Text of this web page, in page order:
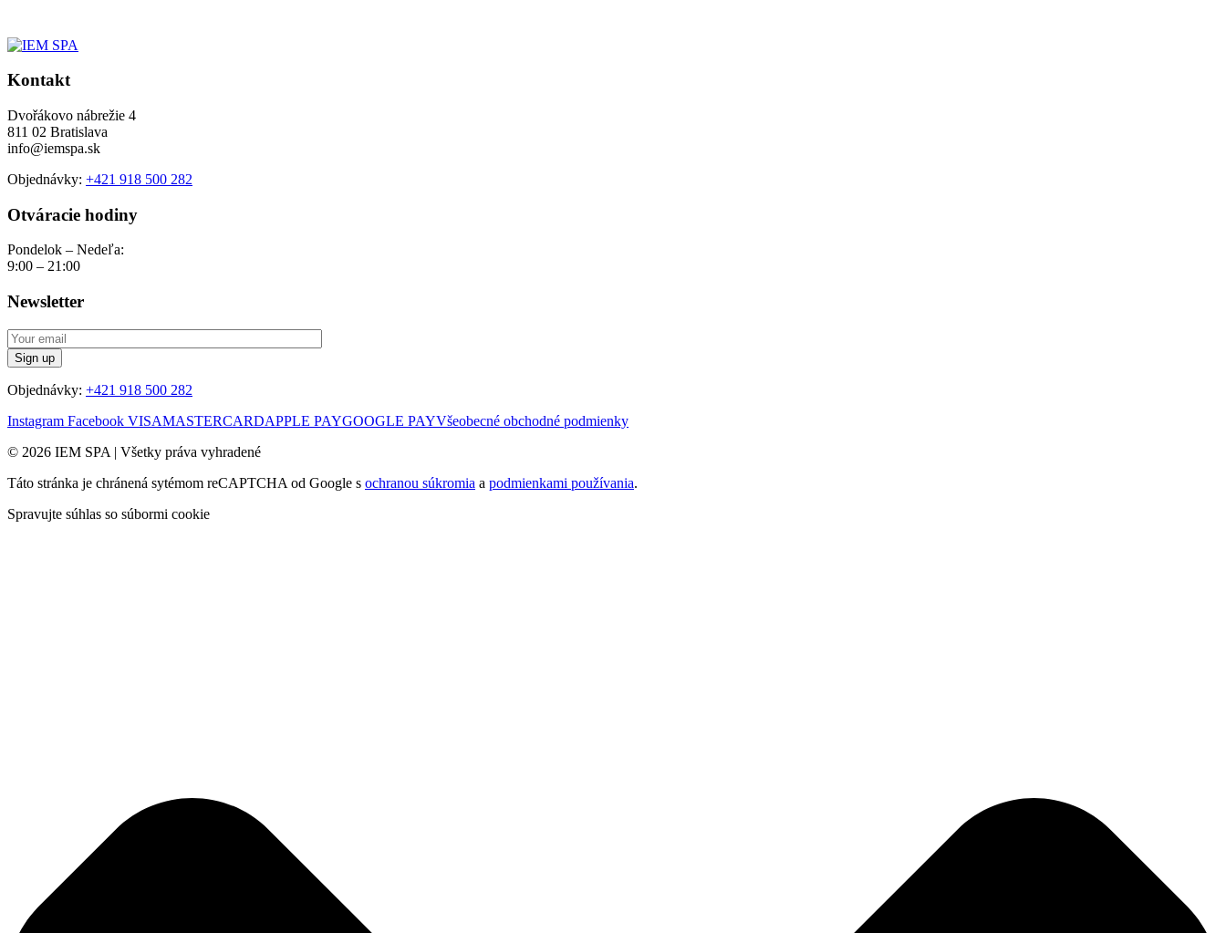
Kontakt
Dvořákovo nábrežie 4
811 02 Bratislava
info@iemspa.sk
Objednávky: +421 918 500 282
Otváracie hodiny
Pondelok – Nedeľa:
9:00 – 21:00
Newsletter
Objednávky: +421 918 500 282
Instagram Facebook VISAMASTERCARDAPPLE PAYGOOGLE PAYVšeobecné obchodné podmienky
© 2026 IEM SPA | Všetky práva vyhradené
Táto stránka je chránená sytémom reCAPTCHA od Google s ochranou súkromia a podmienkami používania.
Spravujte súhlas so súbormi cookie